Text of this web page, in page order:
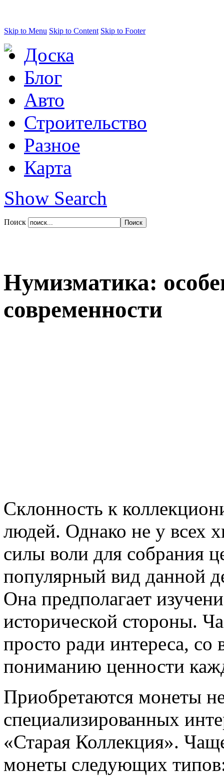
Skip to Menu Skip to Content Skip to Footer
Доска
Блог
Авто
Строительство
Разное
Карта
Show Search
Поиск
Нумизматика:
современности
Склонность к
людей. Однако не у всех
силы воли для собрания
популярный вид данной
Она предполагает
исторической стороны.
просто ради интереса,
пониманию ценности
Приобретаются монеты
специализированных
«Старая Коллекция».
монеты следующих